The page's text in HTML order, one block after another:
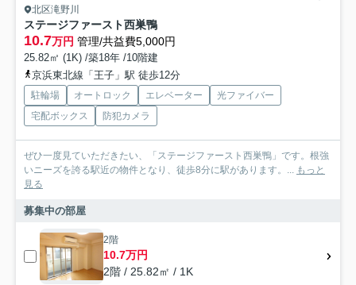
北区滝野川
ステージファースト西巣鴨
10.7万円 管理/共益費5,000円
25.82㎡ (1K) /築18年 /10階建
京浜東北線「王子」駅 徒歩12分
駐輪場 オートロック エレベーター
光ファイバー
宅配ボックス
防犯カメラ
ぜひ一度見ていただきたい、「ステージファースト西巣鴨」です。根強
いニーズを誇る駅近の物件となり、徒歩8分に駅があります。... もっと
見る
募集中の部屋
2階
10.7万円
2階 / 25.82㎡ / 1K